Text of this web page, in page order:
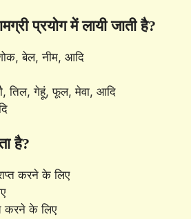
प्रयोग में लायी जाती है?
बेल, नीम, आदि
तिल, गेहूं, फूल, मेवा, आदि
है?
करने के लिए
करने के लिए